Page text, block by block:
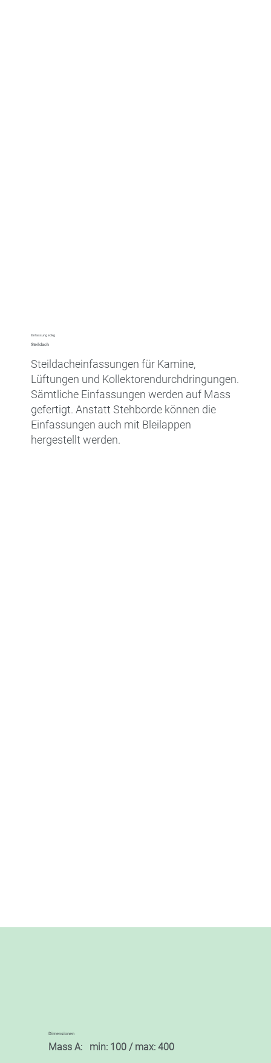
Einfassung eckig
Steildach
Steildacheinfassungen für Kamine,
Lüftungen und Kollektorendurchdringungen.
Sämtliche Einfassungen werden auf Mass
gefertigt. Anstatt Stehborde können die
Einfassungen auch mit Bleilappen
hergestellt werden.
Dimensionen
Mass A: min: 100 / max: 400